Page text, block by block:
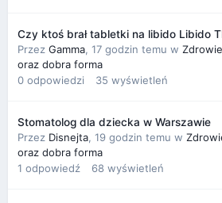
Czy ktoś brał tabletki na libido Libido
Przez Gamma, 17 godzin temu w
oraz dobra forma
0 odpowiedzi 35 wyświetleń
Stomatolog dla dziecka w Warszawie
Przez Disnejta, 19 godzin temu w
oraz dobra forma
1 odpowiedź 68 wyświetleń